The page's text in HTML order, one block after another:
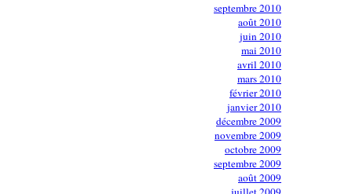
septembre 2010
août 2010
juin 2010
mai 2010
avril 2010
mars 2010
février 2010
janvier 2010
décembre 2009
novembre 2009
octobre 2009
septembre 2009
août 2009